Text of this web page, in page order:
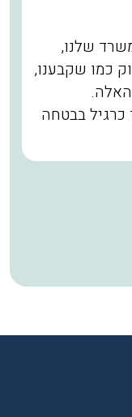
שלנו,
כמו שקבענו,
האלה.
כרגיל בבטחה